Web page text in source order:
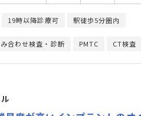
19時以降診療可 駅徒歩5分圏内
合わせ検査・診断 PMTC CT検査